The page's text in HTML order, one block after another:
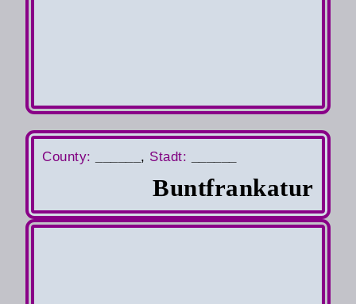
County: , Stadt:
Buntfrankatur